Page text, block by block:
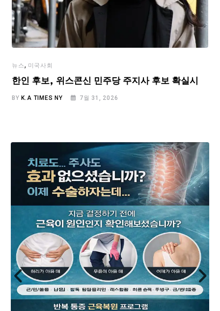
뉴스, 미국사회
한인 후보, 위스콘신 민주당 주지사 후보 확실시
BY K.A TIMES NY 7월 31, 2026